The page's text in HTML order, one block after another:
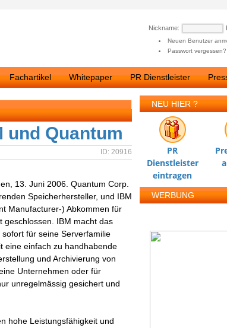
Nickname:
Neuen Benutzer
Passwort vergessen?
Fachartikel Whitepaper PR Dienstleister
und Quantum
ID: 20916
13. Juni 2006. Quantum Corp.
Speicherhersteller, und IBM
Manufacturer-) Abkommen für
geschlossen. IBM macht das
für seine Serverfamilie
eine einfach zu handhabende
und Archivierung von
Unternehmen oder für
unregelmässig gesichert und
hohe Leistungsfähigkeit und
NEU HIER ?
PR
Dienstleister
eintragen
WERBUNG